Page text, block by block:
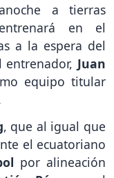
a tierras
en el
a la espera del
Juan
equipo titular
, que al igual que
el ecuatoriano
por alineación